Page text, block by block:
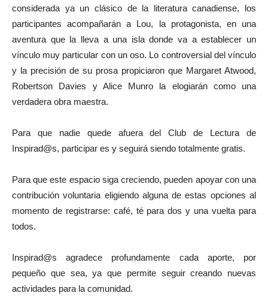
considerada ya un clásico de la literatura canadiense, los
participantes acompañarán a Lou, la protagonista, en una
aventura que la lleva a una isla donde va a establecer un
vínculo muy particular con un oso. Lo controversial del vínculo
y la precisión de su prosa propiciaron que Margaret Atwood,
Robertson Davies y Alice Munro la elogiarán como una
verdadera obra maestra.
Para que nadie quede afuera del Club de Lectura de
Inspirad@s, participar es y seguirá siendo totalmente gratis.
Para que este espacio siga creciendo, pueden apoyar con una
contribución voluntaria eligiendo alguna de estas opciones al
momento de registrarse: café, té para dos y una vuelta para
todos.
Inspirad@s agradece profundamente cada aporte, por
pequeño que sea, ya que permite seguir creando nuevas
actividades para la comunidad.